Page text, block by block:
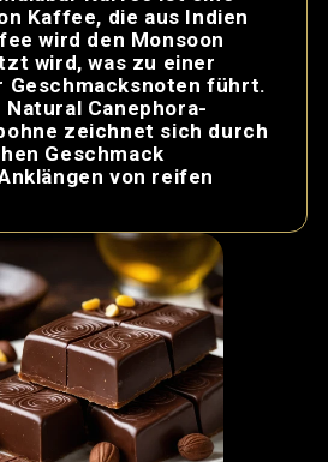
Alle
Die